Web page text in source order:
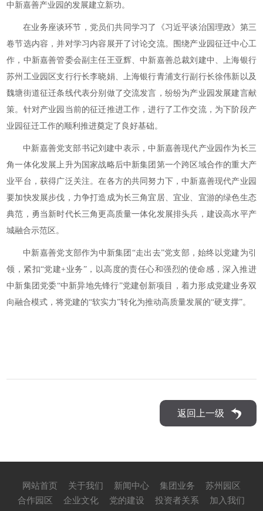
中新嘉善产业园的发展建立新功。
在业务座谈环节，党员们共同学习了《习近平谈治国理政》第三
卷节选内容，并对学习内容展开了讨论交流。围绕产业园征迁中心工
作，中新嘉善管委会副主任王亚辉、中新嘉善总裁刘建中、上海银行
苏州工业园区支行行长李晓娟、上海银行青浦支行副行长徐伟新以及
魏塘街道征迁条线代表分别做了交流发言，纷纷为产业园发展建言献
策。针对产业园当前的征迁推进工作，进行了工作交流，为下阶段产
业园征迁工作的顺利推进奠定了良好基础。
中新嘉善党支部书记刘建中表示，中新嘉善现代产业园作为长三
角一体化发展上升为国家战略后中新集团第一个跨区域合作的重大产
业平台，获得广泛关注。在各方的共同努力下，中新嘉善现代产业园
要加快发展步伐，力争打造成为长三角宜居、宜业、宜游的绿色生态
典范，勇当新时代长三角更高质量一体化发展排头兵，建设高水平产
城融合示范区。
中新嘉善党支部作为中新集团“走出去”党支部，始终以党建为引
领，紧扣“党建+业务”，以高度的责任心和强烈的使命感，深入推进
中新集团党委“中新异地先锋行”党建创新项目，着力形成党建业务双
向融合模式，将党建的“软实力”转化为推动高质量发展的“硬支撑”。
返回上一级
网站首页 关于我们 新闻中心 集团业务
苏州园区
合作园区
企业文化 党的建设 投资者关系 加入我们